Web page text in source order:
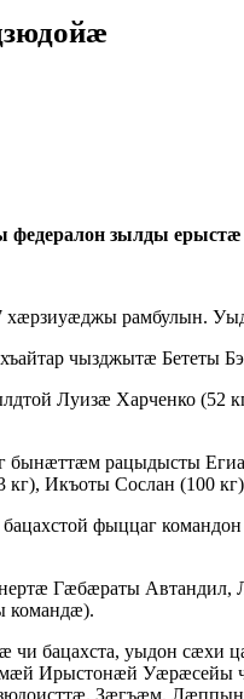
федералон зылды
рамбулын.
чызджытæ Бететы
Луизæ Харченко
рацыдысты
кг), Икъоты Сослан (100
фыццаг
Гæбæраты
командæ).
бацахста, уыдон
Ирыстонæй Уæрæсейы
Зæгъæм,